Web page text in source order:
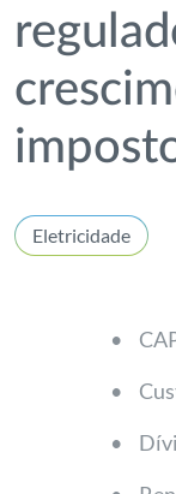
Eletricidade
•
•
•